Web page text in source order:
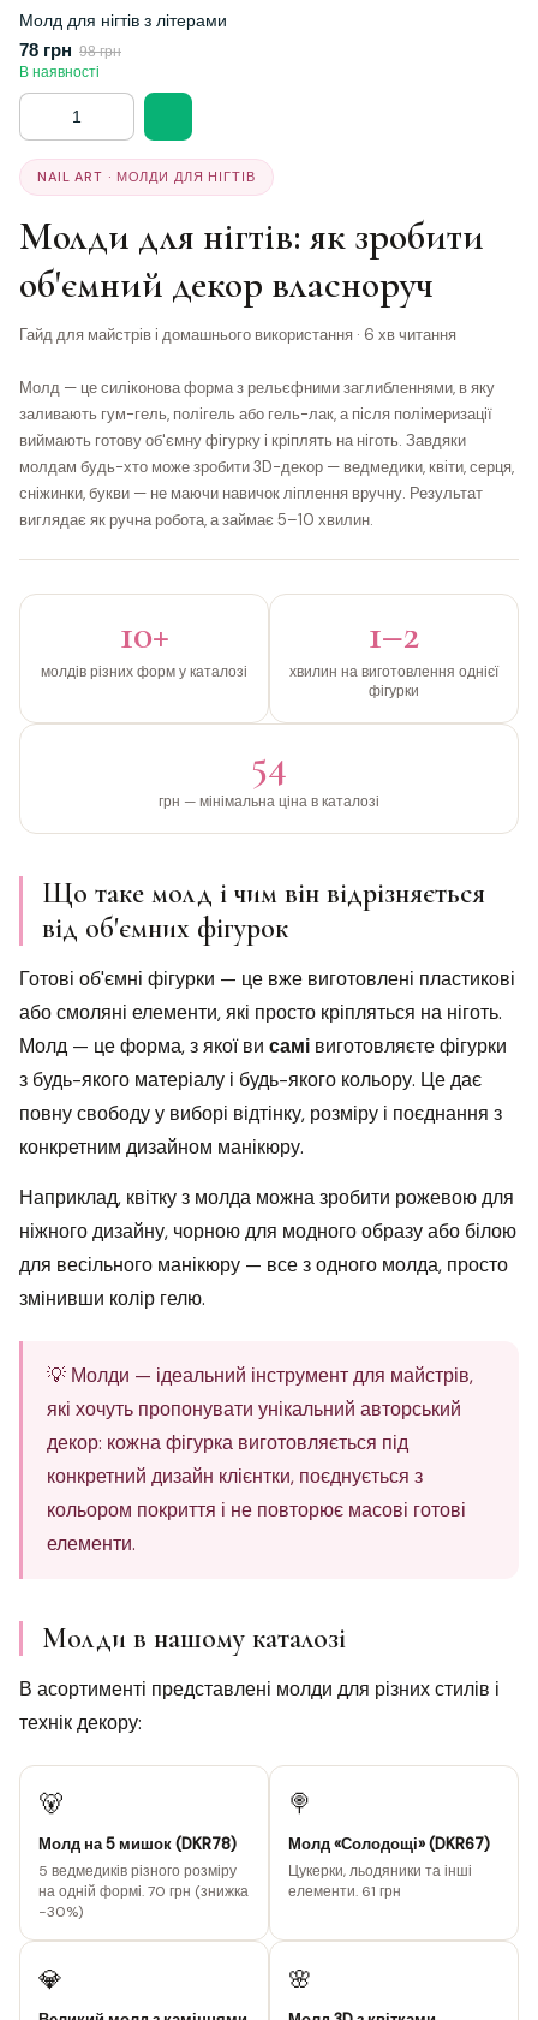
Молд для нігтів з літерами
78 грн 98 грн
В наявності
NAIL ART · МОЛДИ ДЛЯ НІГТІВ
Молди для нігтів: як зробити
об'ємний декор власноруч
Гайд для майстрів і домашнього використання · 6 хв читання
Молд — це силіконова форма з рельєфними заглибленнями, в яку
заливають гум-гель, полігель або гель-лак, а після полімеризації
виймають готову об'ємну фігурку і кріплять на ніготь. Завдяки
молдам будь-хто може зробити 3D-декор — ведмедики, квіти, серця,
сніжинки, букви — не маючи навичок ліплення вручну. Результат
виглядає як ручна робота, а займає 5–10 хвилин.
10+
молдів різних форм у каталозі
1–2
хвилин на виготовлення однієї
фігурки
54
грн — мінімальна ціна в каталозі
Що таке молд і чим він відрізняється
від об'ємних фігурок
Готові об'ємні фігурки — це вже виготовлені пластикові
або смоляні елементи, які просто кріпляться на ніготь.
Молд — це форма, з якої ви самі виготовляєте фігурки
з будь-якого матеріалу і будь-якого кольору. Це дає
повну свободу у виборі відтінку, розміру і поєднання з
конкретним дизайном манікюру.
Наприклад, квітку з молда можна зробити рожевою для
ніжного дизайну, чорною для модного образу або білою
для весільного манікюру — все з одного молда, просто
змінивши колір гелю.
💡 Молди — ідеальний інструмент для майстрів,
які хочуть пропонувати унікальний авторський
декор: кожна фігурка виготовляється під
конкретний дизайн клієнтки, поєднується з
кольором покриття і не повторює масові готові
елементи.
Молди в нашому каталозі
В асортименті представлені молди для різних стилів і
технік декору:
🐻
Молд на 5 мишок (DKR78)
5 ведмедиків різного розміру
на одній формі. 70 грн (знижка
−30%)
🍭
Молд «Солодощі» (DKR67)
Цукерки, льодяники та інші
елементи. 61 грн
💎 🌸